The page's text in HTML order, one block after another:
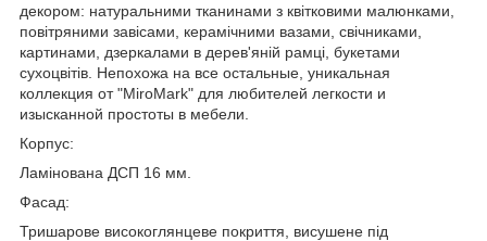
декором: натуральними тканинами з квітковими малюнками,
повітряними завісами, керамічними вазами, свічниками,
картинами, дзеркалами в дерев'яній рамці, букетами
сухоцвітів. Непохожа на все остальные, уникальная
коллекция от "MiroMark" для любителей легкости и
изысканной простоты в мебели.
Корпус:
Ламінована ДСП 16 мм.
Фасад:
Тришарове високоглянцеве покриття, висушене під